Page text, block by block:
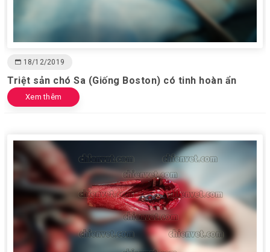
18/12/2019
Triệt sản chó Sa (Giống Boston) có tinh hoàn ẩn
Xem thêm